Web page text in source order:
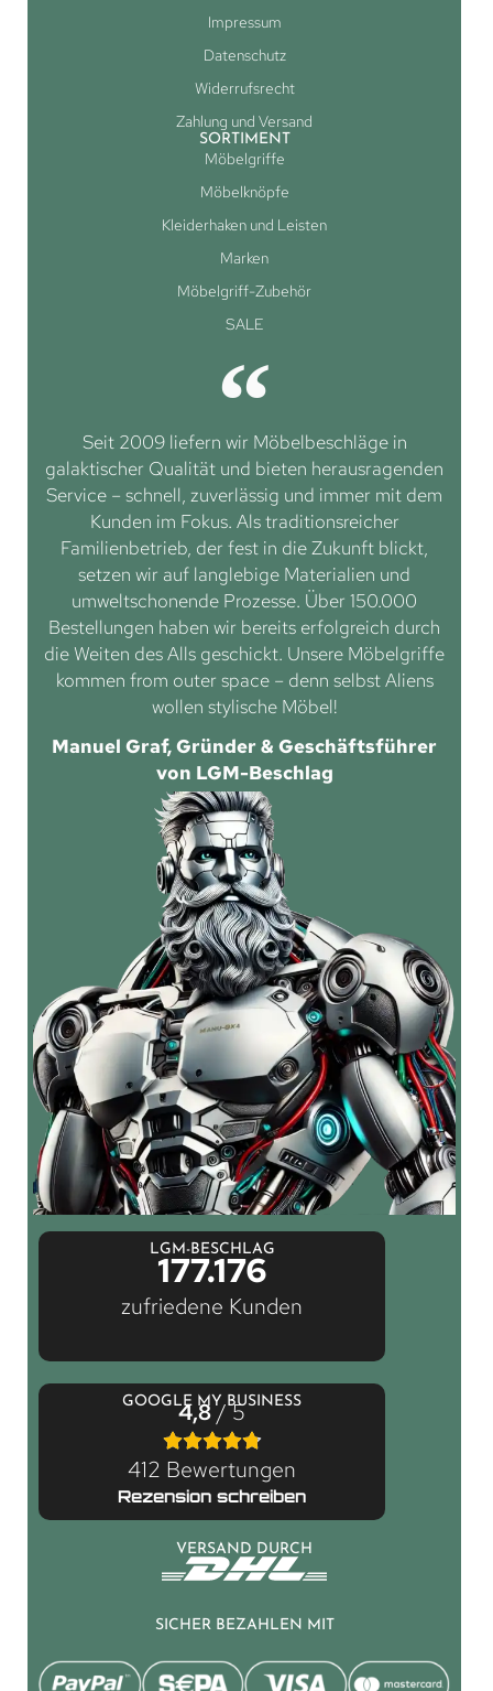
Impressum
Datenschutz
Widerrufsrecht
Zahlung und Versand
SORTIMENT
Möbelgriffe
Möbelknöpfe
Kleiderhaken und Leisten
Marken
Möbelgriff-Zubehör
SALE
Seit 2009 liefern wir Möbelbeschläge in
galaktischer Qualität und bieten herausragenden
Service – schnell, zuverlässig und immer mit dem
Kunden im Fokus. Als traditionsreicher
Familienbetrieb, der fest in die Zukunft blickt,
setzen wir auf langlebige Materialien und
umweltschonende Prozesse. Über 150.000
Bestellungen haben wir bereits erfolgreich durch
die Weiten des Alls geschickt. Unsere Möbelgriffe
kommen from outer space – denn selbst Aliens
wollen stylische Möbel!
Manuel Graf, Gründer & Geschäftsführer
von LGM-Beschlag
LGM-BESCHLAG
177.176
zufriedene Kunden
GOOGLE MY BUSINESS
4,8/ 5
412 Bewertungen
Rezension schreiben
VERSAND DURCH
SICHER BEZAHLEN MIT